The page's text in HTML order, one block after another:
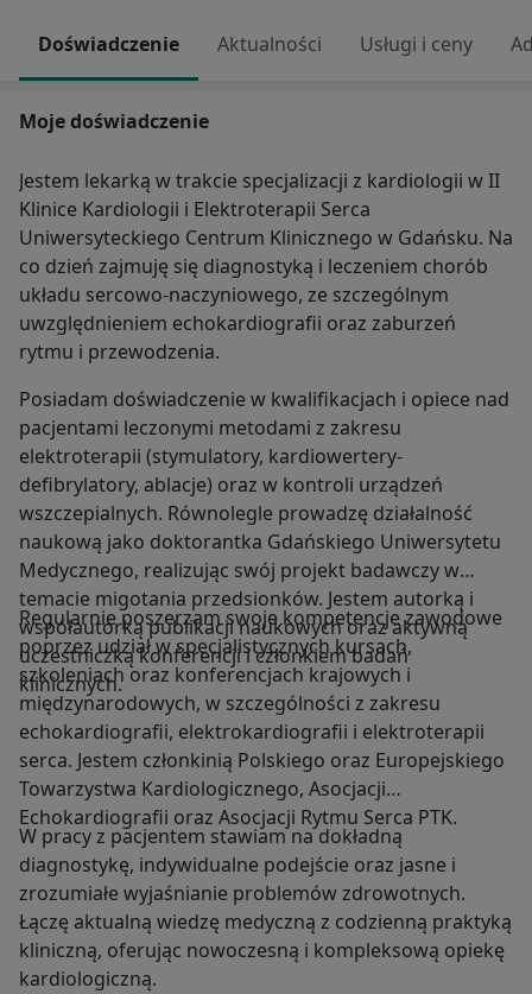
Doświadczenie Aktualności Usługi i ceny
Moje doświadczenie
Jestem lekarką w trakcie specjalizacji z kardiologii w II
Klinice Kardiologii i Elektroterapii Serca
Uniwersyteckiego Centrum Klinicznego w Gdańsku. Na
co dzień zajmuję się diagnostyką i leczeniem chorób
układu sercowo-naczyniowego, ze szczególnym
uwzględnieniem echokardiografii oraz zaburzeń
rytmu i przewodzenia.
Posiadam doświadczenie w kwalifikacjach i opiece nad
pacjentami leczonymi metodami z zakresu
elektroterapii (stymulatory, kardiowertery-
defibrylatory, ablacje) oraz w kontroli urządzeń
wszczepialnych. Równolegle prowadzę działalność
naukową jako doktorantka Gdańskiego Uniwersytetu
Medycznego, realizując swój projekt badawczy w
temacie migotania przedsionków. Jestem autorką i
współautorką publikacji naukowych oraz aktywną
uczestniczką konferencji i członkiem badań
klinicznych.
Regularnie poszerzam swoje kompetencje zawodowe
poprzez udział w specjalistycznych kursach,
szkoleniach oraz konferencjach krajowych i
międzynarodowych, w szczególności z zakresu
echokardiografii, elektrokardiografii i elektroterapii
serca. Jestem członkinią Polskiego oraz Europejskiego
Towarzystwa Kardiologicznego, Asocjacji
Echokardiografii oraz Asocjacji Rytmu Serca PTK.
W pracy z pacjentem stawiam na dokładną
diagnostykę, indywidualne podejście oraz jasne i
zrozumiałe wyjaśnianie problemów zdrowotnych.
Łączę aktualną wiedzę medyczną z codzienną praktyką
kliniczną, oferując nowoczesną i kompleksową opiekę
kardiologiczną.